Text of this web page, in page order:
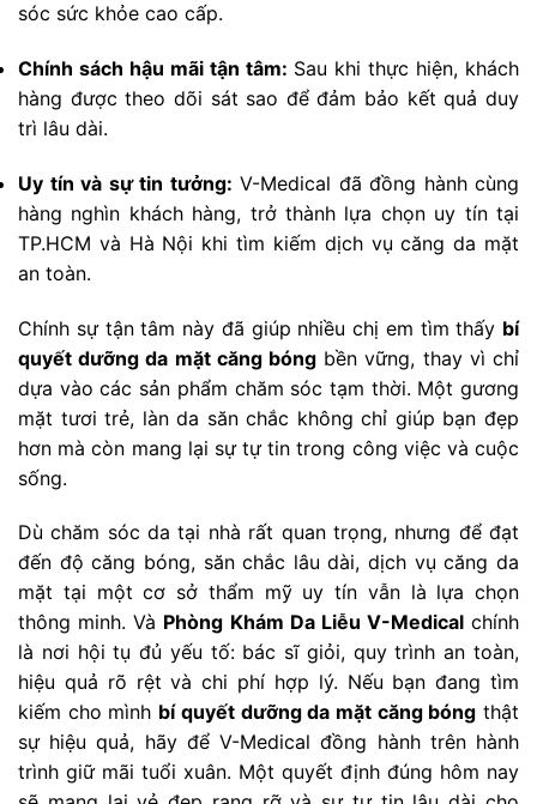
sóc sức khỏe cao cấp.
Chính sách hậu mãi tận tâm: Sau khi thực hiện, khách
hàng được theo dõi sát sao để đảm bảo kết quả duy
trì lâu dài.
Uy tín và sự tin tưởng: V-Medical đã đồng hành cùng
hàng nghìn khách hàng, trở thành lựa chọn uy tín tại
TP.HCM và Hà Nội khi tìm kiếm dịch vụ căng da mặt
an toàn.
Chính sự tận tâm này đã giúp nhiều chị em tìm thấy bí
quyết dưỡng da mặt căng bóng bền vững, thay vì chỉ
dựa vào các sản phẩm chăm sóc tạm thời. Một gương
mặt tươi trẻ, làn da săn chắc không chỉ giúp bạn đẹp
hơn mà còn mang lại sự tự tin trong công việc và cuộc
sống.
Dù chăm sóc da tại nhà rất quan trọng, nhưng để đạt
đến độ căng bóng, săn chắc lâu dài, dịch vụ căng da
mặt tại một cơ sở thẩm mỹ uy tín vẫn là lựa chọn
thông minh. Và Phòng Khám Da Liễu V-Medicalchính
là nơi hội tụ đủ yếu tố: bác sĩ giỏi, quy trình an toàn,
hiệu quả rõ rệt và chi phí hợp lý. Nếu bạn đang tìm
kiếm cho mình bí quyết dưỡng da mặt căng bóng thật
sự hiệu quả, hãy để V-Medical đồng hành trên hành
trình giữ mãi tuổi xuân. Một quyết định đúng hôm nay